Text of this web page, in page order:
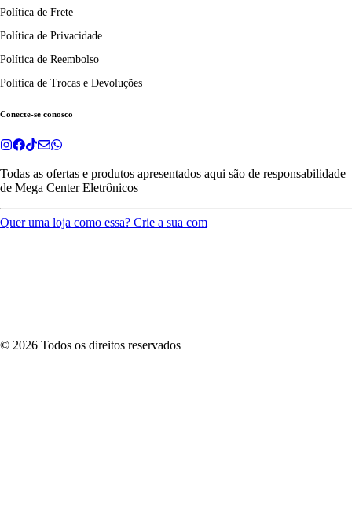
Política de Frete
Política de Privacidade
Política de Reembolso
Política de Trocas e Devoluções
Conecte-se conosco
Todas as ofertas e produtos apresentados aqui são de responsabilidade
de Mega Center Eletrônicos
Quer uma loja como essa? Crie a sua com
© 2026 Todos os direitos reservados